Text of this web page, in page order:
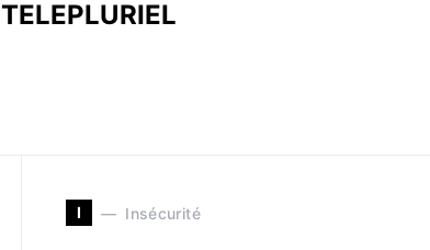
TELEPLURIEL
I Insécurité